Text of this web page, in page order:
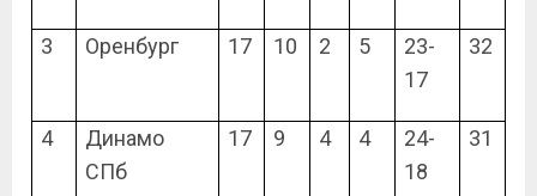
3 Оренбург 17 10 2 5
23-
17
32
4
Динамо
СПб
17 9 4 4
24-
18
31